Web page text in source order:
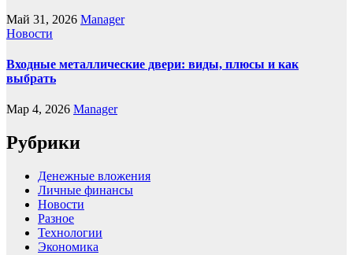
Май 31, 2026 Manager
Новости
Входные металлические двери: виды, плюсы и как
выбрать
Мар 4, 2026 Manager
Рубрики
Денежные вложения
Личные финансы
Новости
Разное
Технологии
Экономика